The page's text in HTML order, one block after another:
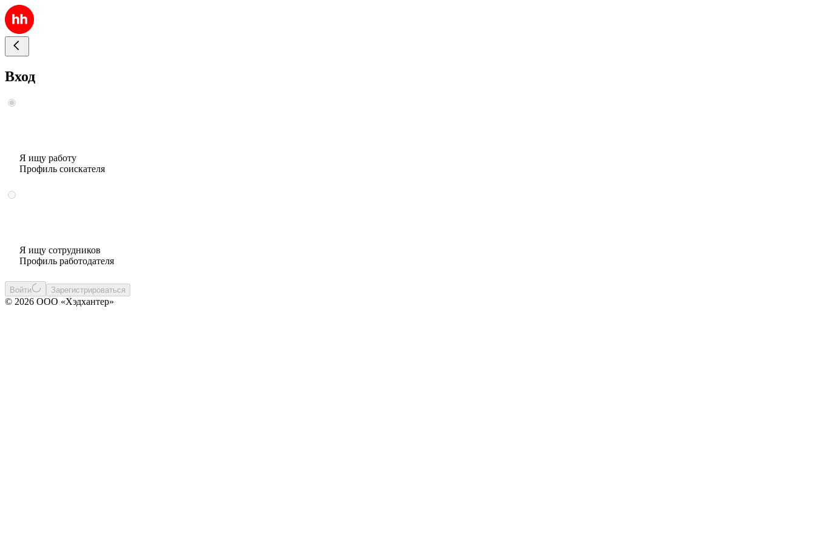
Вход
Я ищу работу
Профиль соискателя
Я ищу сотрудников
Профиль работодателя
Войти Зарегистрироваться
© 2026 ООО «Хэдхантер»